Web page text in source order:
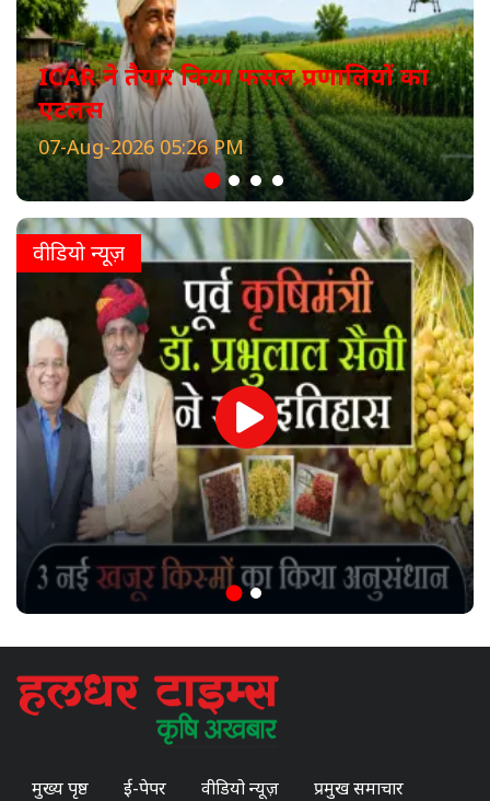
ICAR ने तैयार किया फसल प्रणालियों का
एटलस
07-Aug-2026 05:26 PM
वीडियो न्यूज़
मुख्य पृष्ठ ई-पेपर वीडियो न्यूज़ प्रमुख समाचार